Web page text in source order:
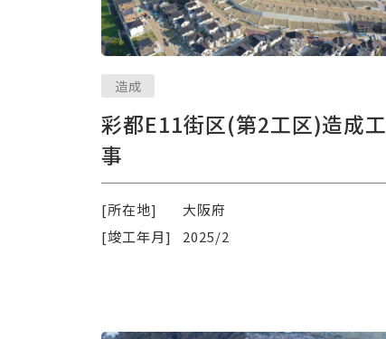
造成
彩都E11街区(第2工区)造成工
事
[所在地]
大阪府
[竣工年月]
2025/2